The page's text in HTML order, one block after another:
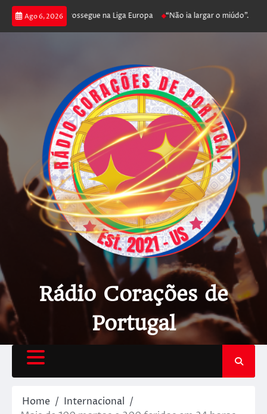
Ago 6, 2026
joga poker e prossegue na Liga Europa “Não ia largar o miúdo”.
Rádio Corações de
Portugal
Home
Internacional